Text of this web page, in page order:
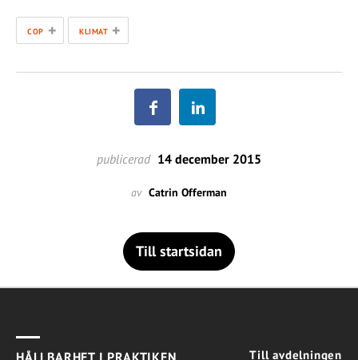
COP + KLIMAT +
publicerad 14 december 2015
av Catrin Offerman
Till startsidan
Till avdelningen